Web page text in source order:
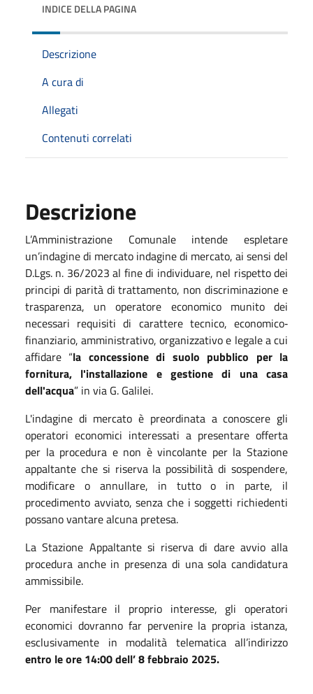
INDICE DELLA PAGINA
Descrizione
A cura di
Allegati
Contenuti correlati
Descrizione
L’Amministrazione Comunale intende espletare
un’indagine di mercato indagine di mercato, ai sensi del
D.Lgs. n. 36/2023 al fine di individuare, nel rispetto dei
principi di parità di trattamento, non discriminazione e
trasparenza, un operatore economico munito dei
necessari requisiti di carattere tecnico, economico‐
finanziario, amministrativo, organizzativo e legale a cui
affidare “la concessione di suolo pubblico per la
fornitura, l'installazione e gestione di una casa
dell'acqua” in via G. Galilei.
L'indagine di mercato è preordinata a conoscere gli
operatori economici interessati a presentare offerta
per la procedura e non è vincolante per la Stazione
appaltante che si riserva la possibilità di sospendere,
modificare o annullare, in tutto o in parte, il
procedimento avviato, senza che i soggetti richiedenti
possano vantare alcuna pretesa.
La Stazione Appaltante si riserva di dare avvio alla
procedura anche in presenza di una sola candidatura
ammissibile.
Per manifestare il proprio interesse, gli operatori
economici dovranno far pervenire la propria istanza,
esclusivamente in modalità telematica all’indirizzo
entro le ore 14:00 dell’ 8 febbraio 2025.